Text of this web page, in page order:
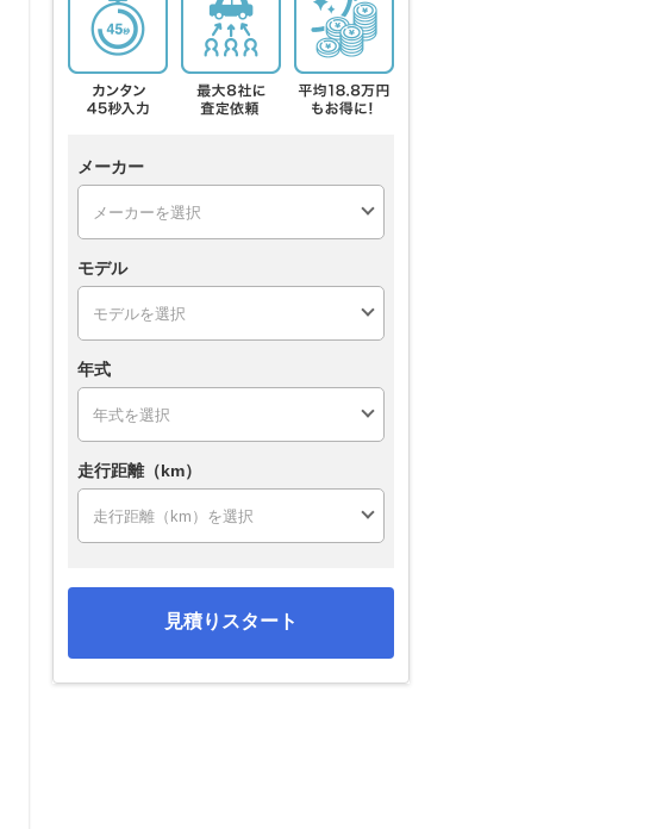
メーカー
モデル
年式
走行距離（km）
見積りスタート